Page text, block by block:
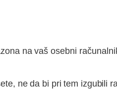
na vaš osebni
ne da bi pri tem izgubili